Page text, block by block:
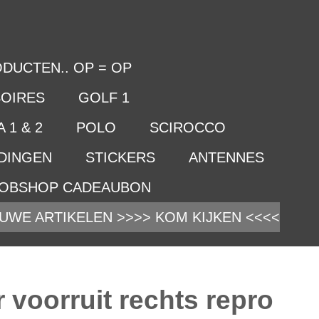
OP = OP
GOLF 1
1 & 2
POLO
SCIROCCO
STICKERS
ANTENNES
CADEAUBON
ARTIKELEN >>>> KOM KIJKEN <<<<
voorruit rechts repro